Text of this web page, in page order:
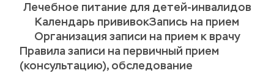
Лечебное питание для детей-инвалидов
Календарь прививокЗапись на прием
Организация записи на прием к врачу
Правила записи на первичный прием
(консультацию), обследование